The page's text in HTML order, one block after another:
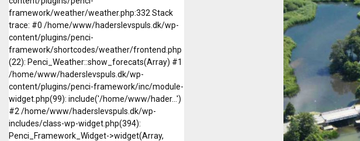
framework/weather/weather.php:332 Stack
trace: #0 /home/www/haderslevspuls.dk/wp-
content/plugins/penci-
framework/shortcodes/weather/frontend.php
(22): Penci_Weather::show_forecats(Array) #1
/home/www/haderslevspuls.dk/wp-
content/plugins/penci-framework/inc/module-
widget.php(99): include('/home/www/hader...')
#2 /home/www/haderslevspuls.dk/wp-
includes/class-wp-widget.php(394):
Penci_Framework_Widget->widget(Array,